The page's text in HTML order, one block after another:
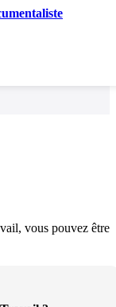
vous pouvez être